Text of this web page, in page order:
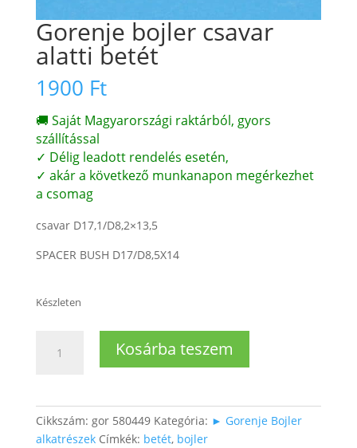
Gorenje bojler csavar
alatti betét
1900 Ft
🚚 Saját Magyarországi raktárból, gyors
szállítással
✓ Délig leadott rendelés esetén,
✓ akár a következő munkanapon megérkezhet
a csomag
csavar D17,1/D8,2×13,5
SPACER BUSH D17/D8,5X14
Készleten
bojler
betét
mennyiség
Kosárba teszem
Cikkszám: gor 580449 Kategória: ► Gorenje Bojler
alkatrészek Címkék: betét, bojler